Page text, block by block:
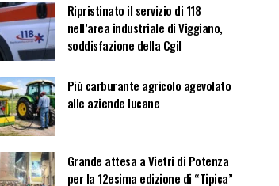
Ripristinato il servizio di 118
nell’area industriale di Viggiano,
soddisfazione della Cgil
Più carburante agricolo agevolato
alle aziende lucane
Grande attesa a Vietri di Potenza
per la 12esima edizione di “Tipica”